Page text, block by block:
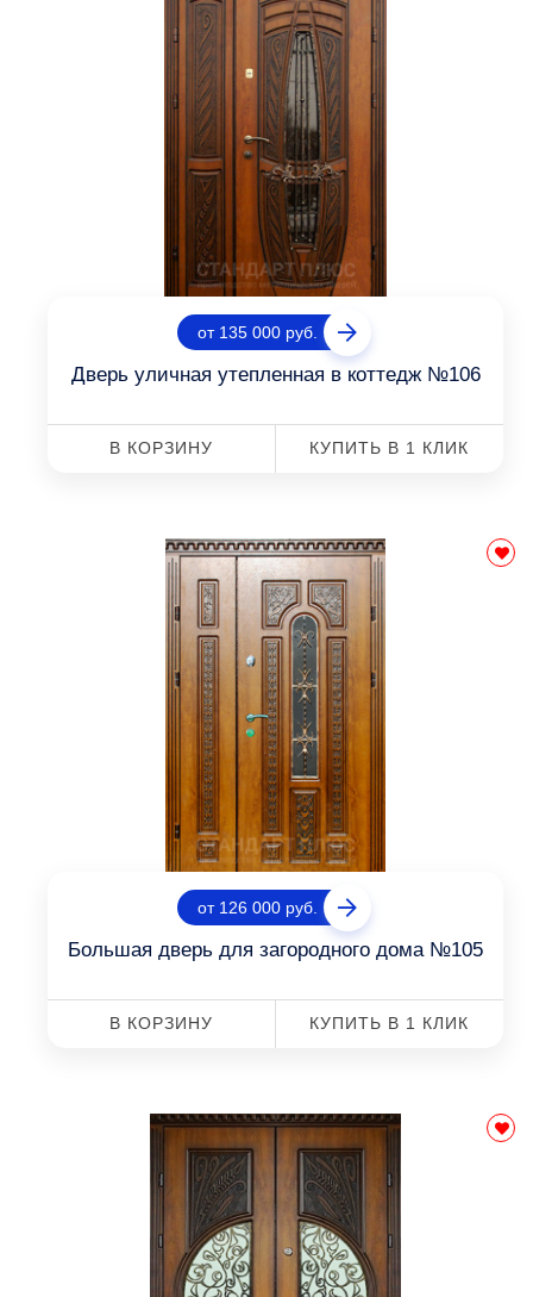
от 135 000 руб.
Дверь уличная утепленная в коттедж №106
В КОРЗИНУ КУПИТЬ В 1 КЛИК
от 126 000 руб.
Большая дверь для загородного дома №105
В КОРЗИНУ КУПИТЬ В 1 КЛИК